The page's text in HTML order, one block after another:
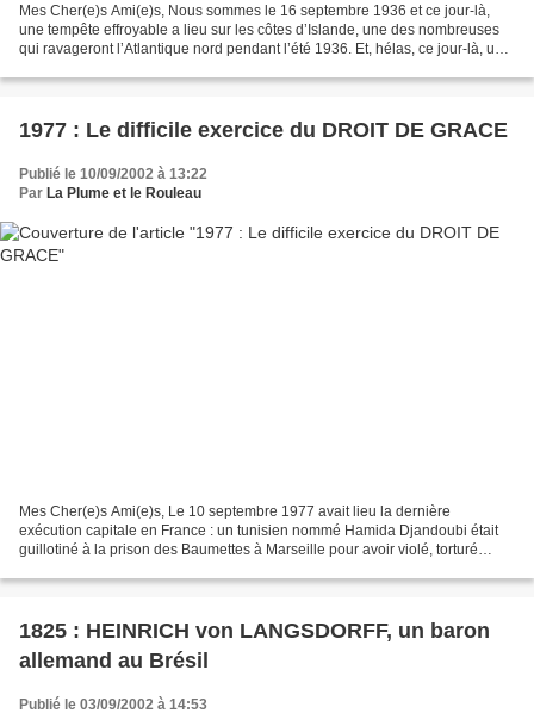
Mes Cher(e)s Ami(e)s, Nous sommes le 16 septembre 1936 et ce jour-là,
une tempête effroyable a lieu sur les côtes d’Islande, une des nombreuses
qui ravageront l’Atlantique nord pendant l’été 1936. Et, hélas, ce jour-là, un
1977 : Le difficile exercice du DROIT DE GRACE
Publié le 10/09/2002 à 13:22
Par La Plume et le Rouleau
Mes Cher(e)s Ami(e)s, Le 10 septembre 1977 avait lieu la dernière
exécution capitale en France : un tunisien nommé Hamida Djandoubi était
guillotiné à la prison des Baumettes à Marseille pour avoir violé, torturé
1825 : HEINRICH von LANGSDORFF, un baron
allemand au Brésil
Publié le 03/09/2002 à 14:53